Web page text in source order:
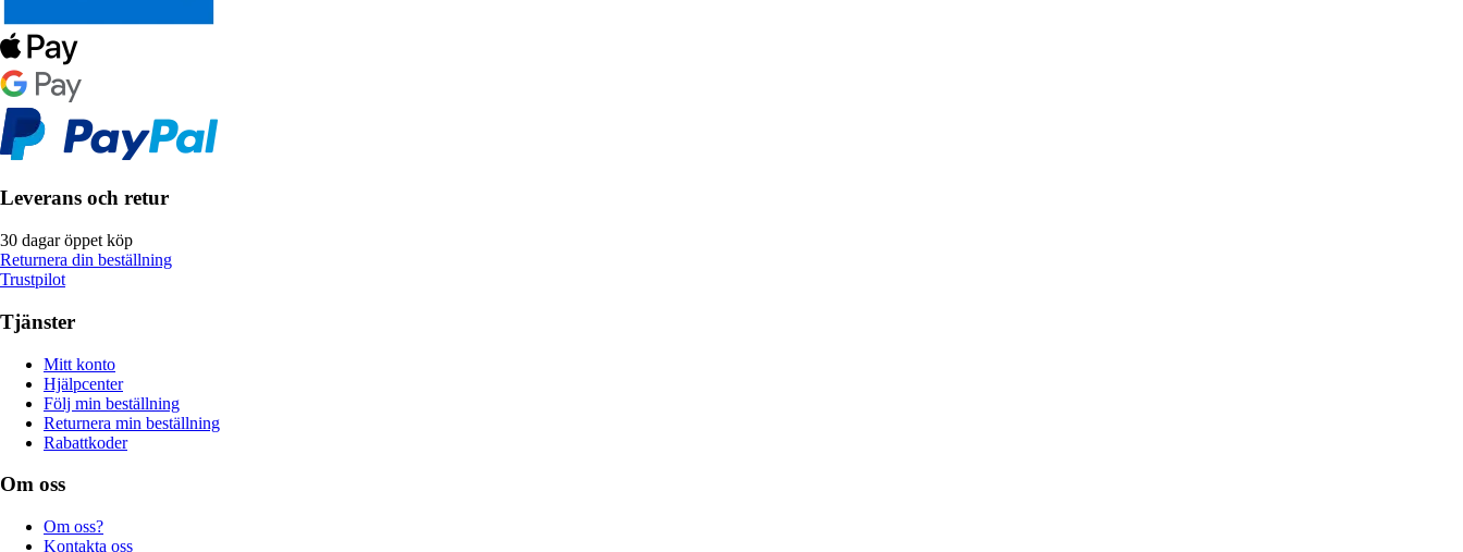
Leverans och retur
30 dagar öppet köp
Returnera din beställning
Trustpilot
Tjänster
Mitt konto
Hjälpcenter
Följ min beställning
Returnera min beställning
Rabattkoder
Om oss
Om oss?
Kontakta oss